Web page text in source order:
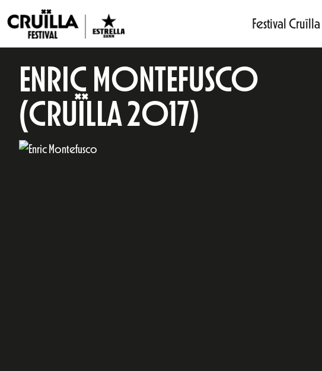
Festival Cruïlla
ENRIC MONTEFUSCO
(CRUÏLLA 2017)